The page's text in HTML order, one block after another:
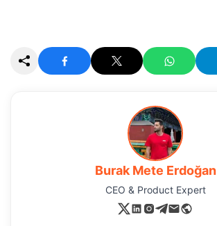
Burak Mete Erdoğan
CEO & Product Expert